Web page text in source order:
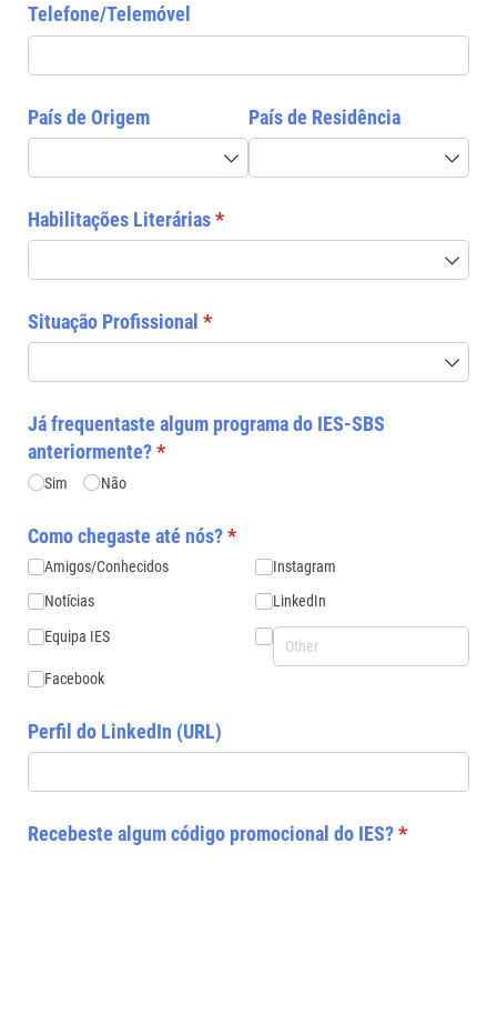
Telefone/​Telemóvel
País de Origem País de Residência
Habilitações Literárias*
(required)
Situação Profissional *
(required)
Já frequentaste algum programa do IES-SBS
anteriormente?*
(required)
Sim Não
Como chegaste até nós?*
(required)
Amigos/​Conhecidos
Notícias
Equipa IES
Facebook
Instagram
LinkedIn
Perfil do LinkedIn (URL)
Recebeste algum código promocional do IES?*
(required)